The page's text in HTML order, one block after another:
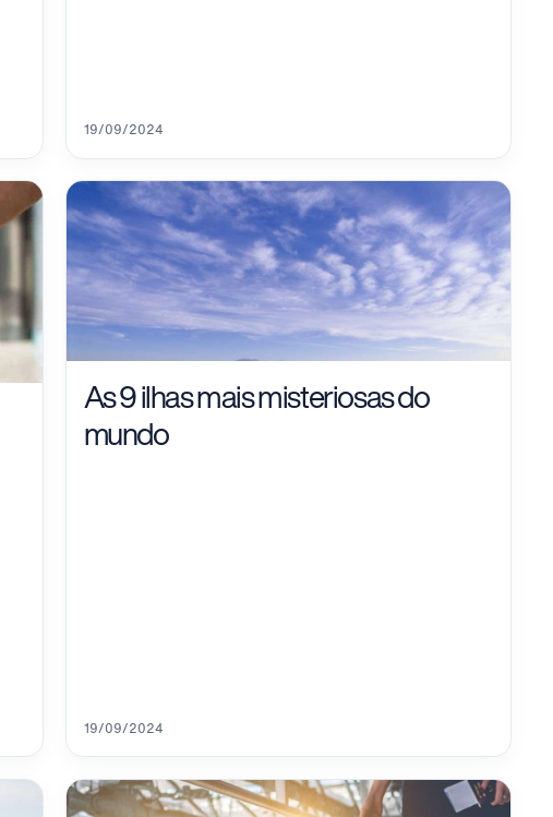
19/09/2024
As 9 ilhas mais misteriosas do
mundo
19/09/2024